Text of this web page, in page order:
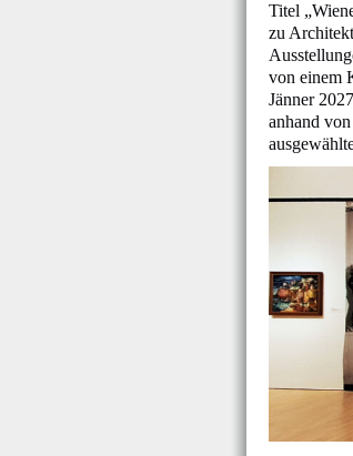
Titel
zu
von einem
Jänner
anhand